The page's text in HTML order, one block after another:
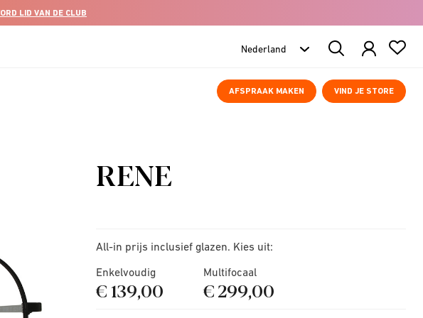
LID VAN DE CLUB
Search
Products
AFSPRAAK MAKEN VIND JE STORE
RENE
All-in prijs inclusief glazen. Kies uit:
Enkelvoudig
€ 139,00
Multifocaal
€ 299,00